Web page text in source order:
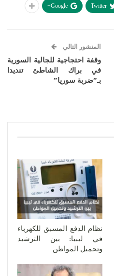
Twitter
Google+
المنشور التالي
وقفة احتجاجية للجالية السورية
في براك الشاطئ تنديدا
بـ”ضربة سوريا”
نظام الدفع المسبق للكهرباء
في ليبيا: بين الترشيد
وتحميل المواطن